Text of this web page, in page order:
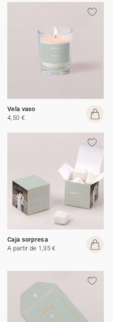
Vela vaso
4,50 €
Caja sorpresa
A partir de 1,35 €